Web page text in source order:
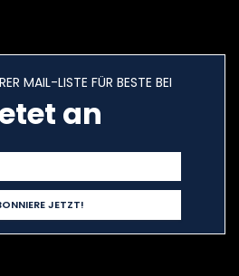
MAIL-LISTE FÜR BESTE BEI
an